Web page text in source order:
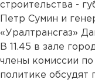
строительства -
Петр Сумин и
«Уралтрансгаз»
В 11.45 в зале
члены комиссии
политике